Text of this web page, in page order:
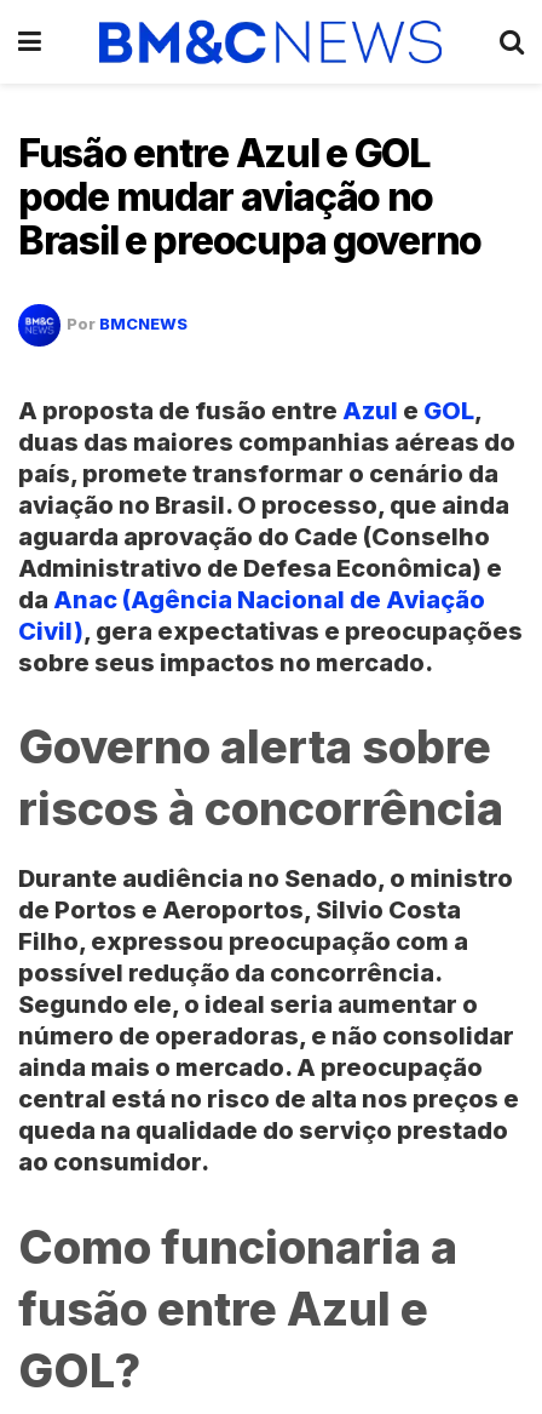
Fusão entre Azul e GOL
pode mudar aviação no
Brasil e preocupa governo
Por BMCNEWS
A proposta de fusão entre Azul e GOL,
duas das maiores companhias aéreas do
país, promete transformar o cenário da
aviação no Brasil. O processo, que ainda
aguarda aprovação do Cade (Conselho
Administrativo de Defesa Econômica) e
da Anac (Agência Nacional de Aviação
Civil), gera expectativas e preocupações
sobre seus impactos no mercado.
Governo alerta sobre
riscos à concorrência
Durante audiência no Senado, o ministro
de Portos e Aeroportos, Silvio Costa
Filho, expressou preocupação com a
possível redução da concorrência.
Segundo ele, o ideal seria aumentar o
número de operadoras, e não consolidar
ainda mais o mercado. A preocupação
central está no risco de alta nos preços e
queda na qualidade do serviço prestado
ao consumidor.
Como funcionaria a
fusão entre Azul e
GOL?